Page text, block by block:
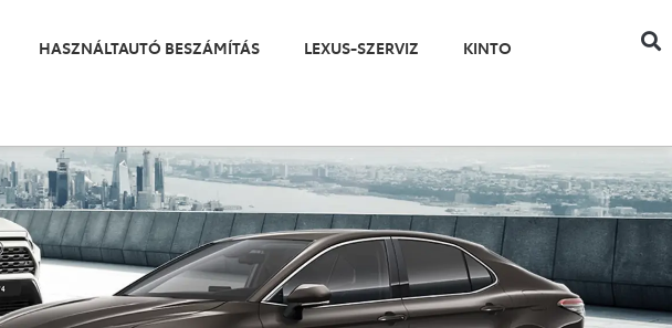
HASZNÁLTAUTÓ BESZÁMÍTÁS LEXUS-SZERVIZ KINTO